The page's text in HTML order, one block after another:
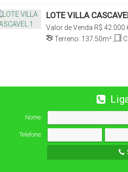
LOTE VILLA
R$ 42.000
Valor de Venda
Ceará, Brasil
Terreno: 137 .50m²
Nome:
Telefone: